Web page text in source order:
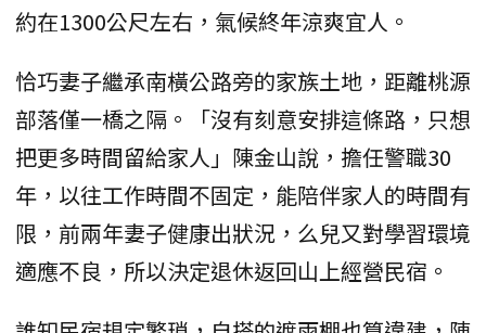
約在1300公尺左右，氣候終年涼爽宜人。
恰巧妻子繼承南橫公路旁的家族土地，距離桃源
部落僅一橋之隔。「沒有刻意安排這條路，只想
把更多時間留給家人」陳金山說，擔任警職30
年，以往工作時間不固定，能陪伴家人的時間有
限，前兩年妻子健康出狀況，么兒又對學習環境
適應不良，所以決定退休返回山上經營民宿。